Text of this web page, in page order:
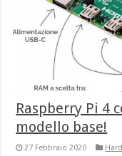
Raspberry Pi 4
modello base!
27 Febbraio 2020